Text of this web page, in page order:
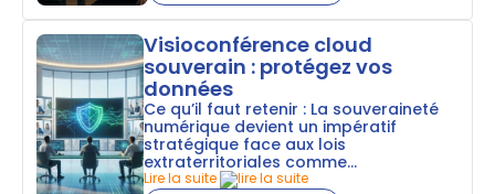
Visioconférence cloud
souverain : protégez vos
données
Ce qu’il faut retenir : La souveraineté
numérique devient un impératif
stratégique face aux lois
extraterritoriales comme...
Lire la suite